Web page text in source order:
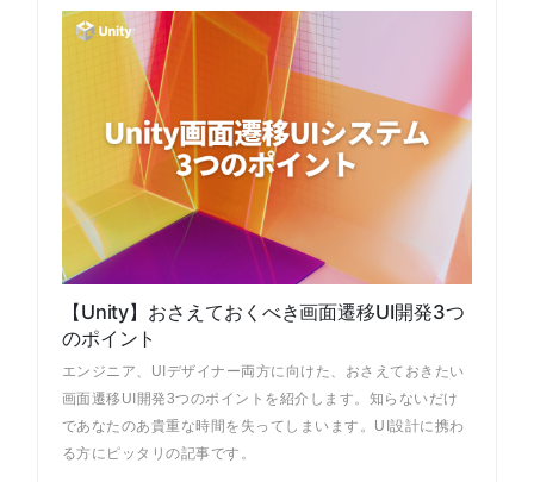
【Unity】おさえておくべき画面遷移UI開発3つ
のポイント
エンジニア、UIデザイナー両方に向けた、おさえておきたい
画面遷移UI開発3つのポイントを紹介します。知らないだけ
であなたのあ貴重な時間を失ってしまいます。UI設計に携わ
る方にピッタリの記事です。